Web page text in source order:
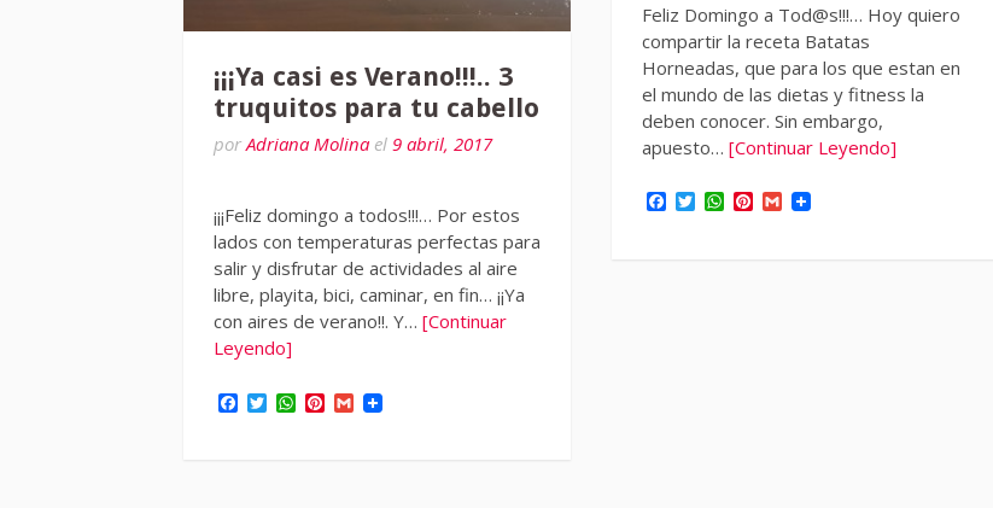
¡¡¡Ya casi es Verano!!!.. 3
truquitos para tu cabello
por Adriana Molina el 9 abril, 2017
¡¡¡Feliz domingo a todos!!!… Por estos
lados con temperaturas perfectas para
salir y disfrutar de actividades al aire
libre, playita, bici, caminar, en fin… ¡¡Ya
con aires de verano!!. Y… [Continuar
Leyendo]
Facebook
TwitterWhatsApp
Pinterest
Gmail
Feliz Domingo a Tod@s!!!… Hoy quiero
compartir la receta Batatas
Horneadas, que para los que estan en
el mundo de las dietas y fitness la
deben conocer. Sin embargo,
apuesto… [Continuar Leyendo]
Facebook
TwitterWhatsApp
Pinterest
Gmail